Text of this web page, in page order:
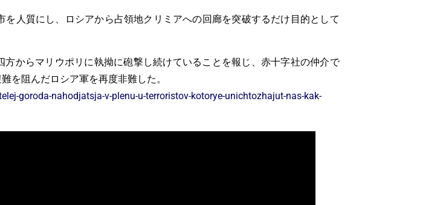
を人質にし、ロシアから占領地クリミアへの回廊を突破するだけ目的として
からマリウポリに執拗に砲撃し続けていることを報じ、赤十字社の仲介で
を阻んだロシア軍を再度非難した。
goroda-nahodjatsja-v-plenu-u-terroristov-kotorye-unichtozhajut-nas-kak-